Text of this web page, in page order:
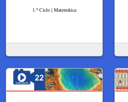
1.º Ciclo | Matemática